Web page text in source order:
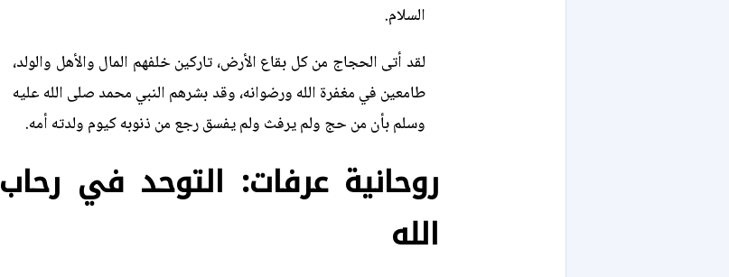
السلام.
لقد أتى الحجاج من كل بقاع الأرض، تاركين خلفهم المال والأهل والولد،
طامعين في مغفرة الله ورضوانه، وقد بشرهم النبي محمد صلى الله عليه
وسلم بأن من حج ولم يرفث ولم يفسق رجع من ذنوبه كيوم ولدته أمه.
روحانية عرفات: التوحد في رحاب
الله